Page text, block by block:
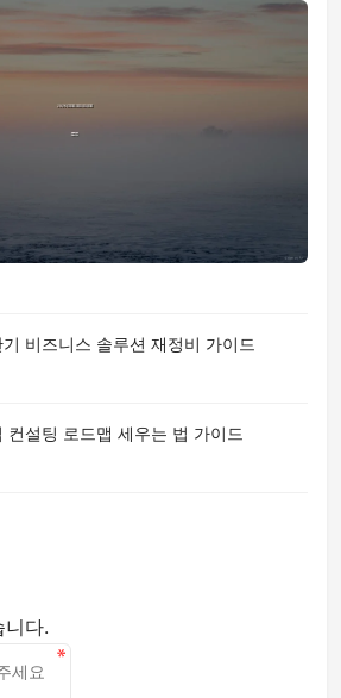
비즈니스 솔루션 재정비 가이드
컨설팅 로드맵 세우는 법 가이드
다.